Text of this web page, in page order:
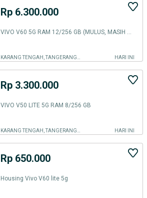
Rp 6.300.000
HARI INI
Rp 3.300.000
VIVO V50 LITE 5G RAM 8/256 GB
HARI INI
Rp 650.000
Housing Vivo V60 lite 5g